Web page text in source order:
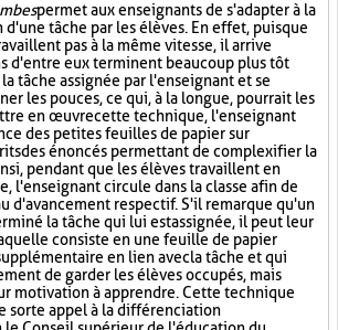
permet aux enseignants de s'adapter à la
tâche par les élèves. En effet, puisque
pas à la même vitesse, il arrive
d'entre eux terminent beaucoup plus tôt
tâche assignée par l'enseignant et se
les pouces, ce qui, à la longue, pourrait les
en œuvre cette technique, l'enseignant
des petites feuilles de papier sur
des énoncés permettant de complexifier la
pendant que les élèves travaillent en
l'enseignant circule dans la classe afin de
d'avancement respectif. S'il remarque qu'un
la tâche qui lui est assignée, il peut leur
consiste en une feuille de papier
en lien avec la tâche et qui
de garder les élèves occupés, mais
motivation à apprendre. Cette technique
sorte appel à la différenciation